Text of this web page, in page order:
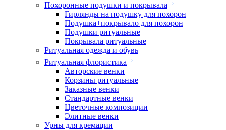
Похоронные подушки и покрывала
Гирлянды на подушку для похорон
Подушка+покрывало для похорон
Подушки ритуальные
Покрывала ритуальные
Ритуальная одежда и обувь
Ритуальная флористика
Авторские венки
Корзины ритуальные
Заказные венки
Стандартные венки
Цветочные композиции
Элитные венки
Урны для кремации